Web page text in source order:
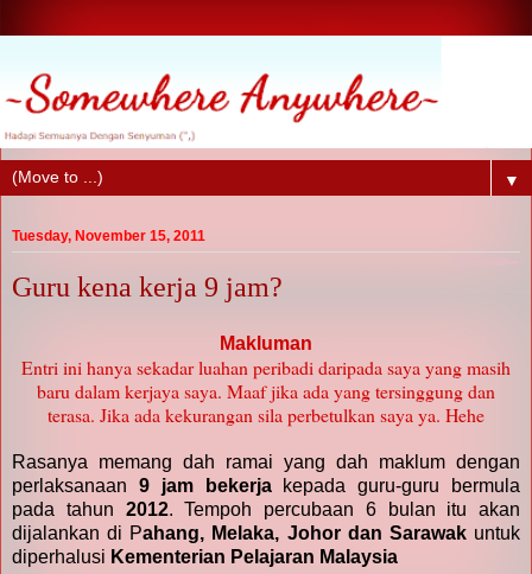
▼
Tuesday, November 15, 2011
Guru kena kerja 9 jam?
Makluman
Entri ini hanya sekadar luahan peribadi daripada saya yang masih
baru dalam kerjaya saya. Maaf jika ada yang tersinggung dan
terasa. Jika ada kekurangan sila perbetulkan saya ya. Hehe
Rasanya memang dah ramai yang dah maklum dengan
perlaksanaan 9 jam bekerjakepada guru-guru bermula
pada tahun 2012. Tempoh percubaan 6 bulan itu akan
dijalankan di Pahang, Melaka, Johor dan Sarawakuntuk
diperhalusi Kementerian Pelajaran Malaysia